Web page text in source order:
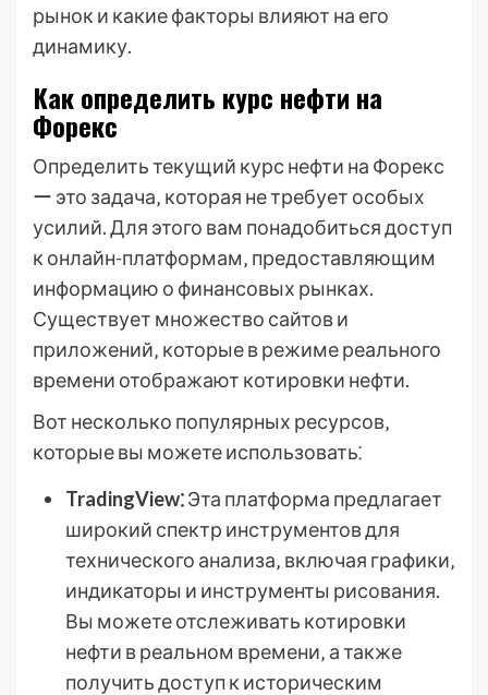
рынок и какие факторы влияют на его
динамику.
Как определить курс нефти на
Форекс
Определить текущий курс нефти на Форекс
ー это задача‚ которая не требует особых
усилий. Для этого вам понадобиться доступ
к онлайн-платформам‚ предоставляющим
информацию о финансовых рынках.
Существует множество сайтов и
приложений‚ которые в режиме реального
времени отображают котировки нефти.
Вот несколько популярных ресурсов‚
которые вы можете использовать⁚
TradingView⁚Эта платформа предлагает
широкий спектр инструментов для
технического анализа‚ включая графики‚
индикаторы и инструменты рисования.
Вы можете отслеживать котировки
нефти в реальном времени‚ а также
получить доступ к историческим